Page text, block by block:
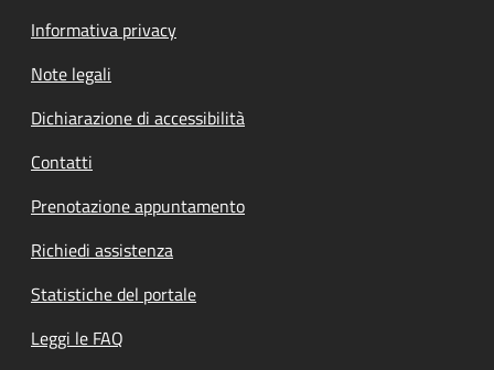
Informativa privacy
Note legali
Dichiarazione di accessibilità
Contatti
Prenotazione appuntamento
Richiedi assistenza
Statistiche del portale
Leggi le FAQ